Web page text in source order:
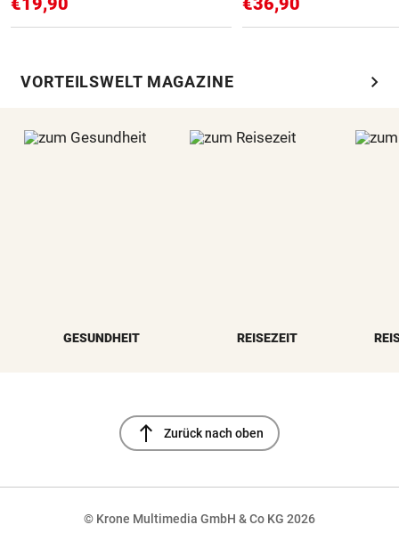
VORTEILSWELT MAGAZINE chevron_right
GESUNDHEIT REISEZEIT
north Zurück nach oben
© Krone Multimedia GmbH & Co KG 2026